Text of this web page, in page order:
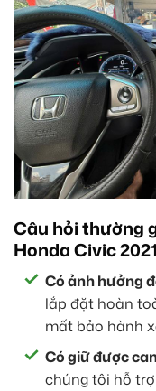
Câu hỏi thường
Honda Civic 2021
Có ảnh hưởng
lắp đặt hoàn
mất bảo hành
Có giữ được
chúng tôi hỗ